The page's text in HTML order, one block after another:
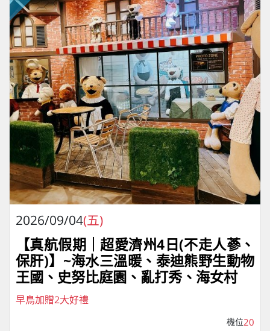
2026/09/04(五)
【真航假期｜超愛濟州4⽇(不走人蔘、
保肝)】~海水三溫暖、泰迪熊野⽣動物
王國、史努比庭園、亂打秀、海女村
早鳥加贈2大好禮
機位20